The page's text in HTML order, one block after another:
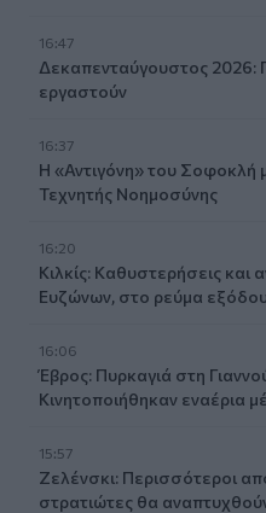
16:47
Δεκαπενταύγουστος 2026:
εργαστούν
16:37
Η «Αντιγόνη» του Σοφοκλή
Τεχνητής Νοημοσύνης
16:20
Κιλκίς: Καθυστερήσεις και
Ευζώνων, στο ρεύμα
16:06
Έβρος: Πυρκαγιά στη
Κινητοποιήθηκαν εναέρια
15:57
Ζελένσκι: Περισσότεροι
στρατιώτες θα